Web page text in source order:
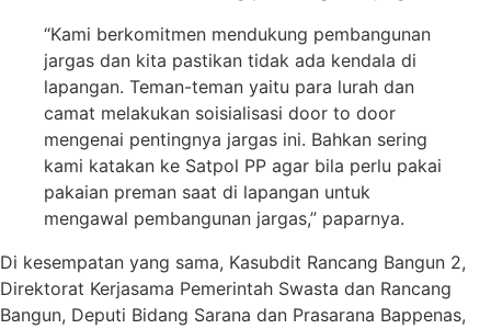
“Kami berkomitmen mendukung pembangunan
jargas dan kita pastikan tidak ada kendala di
lapangan. Teman-teman yaitu para lurah dan
camat melakukan soisialisasi door to door
mengenai pentingnya jargas ini. Bahkan sering
kami katakan ke Satpol PP agar bila perlu pakai
pakaian preman saat di lapangan untuk
mengawal pembangunan jargas,” paparnya.
Di kesempatan yang sama, Kasubdit Rancang Bangun 2,
Direktorat Kerjasama Pemerintah Swasta dan Rancang
Bangun, Deputi Bidang Sarana dan Prasarana Bappenas,